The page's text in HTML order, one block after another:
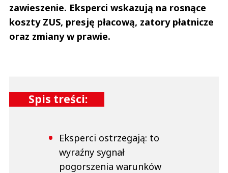
zawieszenie. Eksperci wskazują na rosnące
koszty ZUS, presję płacową, zatory płatnicze
oraz zmiany w prawie.
Spis treści:
Eksperci ostrzegają: to
wyraźny sygnał
pogorszenia warunków